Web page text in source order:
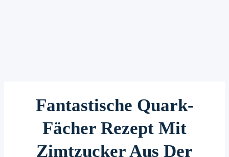
Fantastische Quark-
Fächer Rezept Mit
Zimtzucker Aus Der